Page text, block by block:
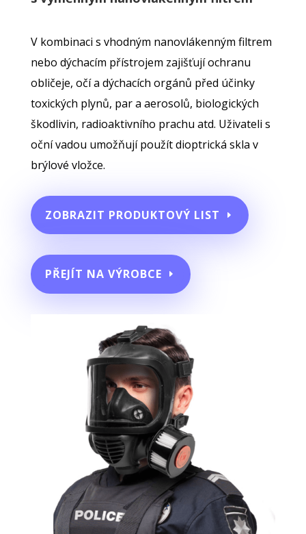
V kombinaci s vhodným nanovlákenným filtrem
nebo dýchacím přístrojem zajišťují ochranu
obličeje, očí a dýchacích orgánů před účinky
toxických plynů, par a aerosolů, biologických
škodlivin, radioaktivního prachu atd. Uživateli s
oční vadou umožňují použít dioptrická skla v
brýlové vložce.
ZOBRAZIT PRODUKTOVÝ LIST
PŘEJÍT NA VÝROBCE